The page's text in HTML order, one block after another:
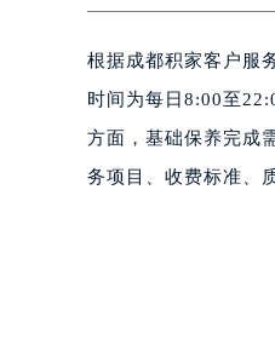
嘉兴
南昌
济南
广
深
惠
厦
福
根据成都积家客户服
时间为每日8:00至
方面，基础保养完成
务项目、收费标准、